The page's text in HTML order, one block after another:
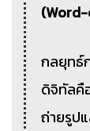
กลยุทธ์
ดิจิทัลคื
ถ่ายรูป